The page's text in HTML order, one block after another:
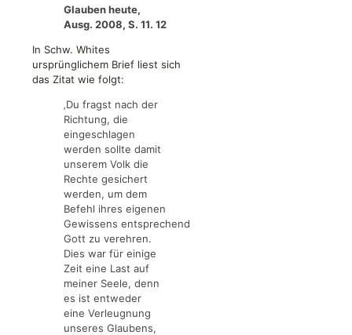
Glauben heute,
Ausg. 2008, S. 11. 12
In Schw. Whites
ursprünglichem Brief liest sich
das Zitat wie folgt:
‚Du fragst nach der
Richtung, die
eingeschlagen
werden sollte damit
unserem Volk die
Rechte gesichert
werden, um dem
Befehl ihres eigenen
Gewissens entsprechend
Gott zu verehren.
Dies war für einige
Zeit eine Last auf
meiner Seele, denn
es ist entweder
eine Verleugnung
unseres Glaubens,